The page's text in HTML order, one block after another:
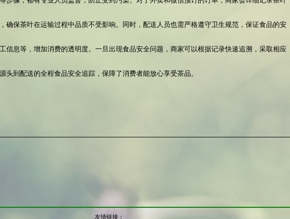
确保茶叶在运输过程中品质不受影响。同时，配送人员也需严格遵守卫生规范，保证食品的安
信息等，增加消费的透明度。一旦出现食品安全问题，商家可以根据记录快速追溯，采取相应
到配送的全程食品安全追踪，保障了消费者能放心享受茶品。
友情链接：